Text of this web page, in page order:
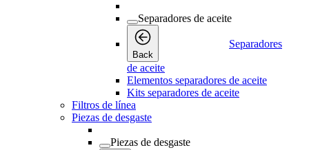
Separadores de aceite
Back
Separadores
de aceite
Elementos separadores de aceite
Kits separadores de aceite
Filtros de línea
Piezas de desgaste
Piezas de desgaste